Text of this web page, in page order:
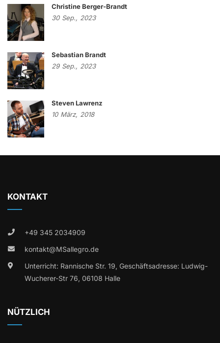
Christine Berger-Brandt
30 Sep., 2023
Sebastian Brandt
29 Sep., 2023
Steven Lawrenz
10 März, 2018
KONTAKT
+49 345 2034909
kontakt@MSallegro.de
Unterricht: Rannische Str. 19, Geschäftsadresse: Ludwig-
Wucherer-Str 76, 06108 Halle
NÜTZLICH